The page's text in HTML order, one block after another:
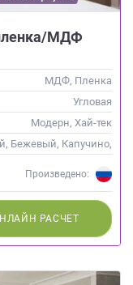
МДФ
МДФ, Пленка
Угловая
Модерн, Хай-тек
Бежевый, Капучино,
Кремовый,
Слоновая кость
Произведено:
РАСЧЕТ